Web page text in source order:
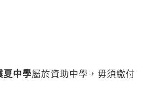
夏中學屬於資助中學，毋須繳付